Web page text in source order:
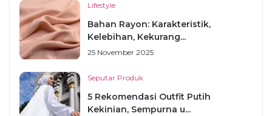
Lifestyle
Bahan Rayon: Karakteristik,
Kelebihan, Kekurang...
25 November 2025
Seputar Produk
5 Rekomendasi Outfit Putih
Kekinian, Sempurna u...